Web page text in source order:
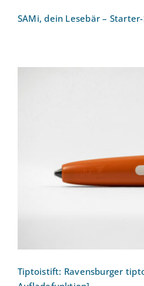
SAMi, dein Lesebär –
Tiptoistift:
Tiptoistift: Ravensburger